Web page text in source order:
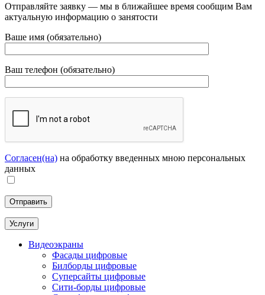
Отправляйте заявку — мы в ближайшее время сообщим Вам
актуальную информацию о занятости
Ваше имя (обязательно)
Ваш телефон (обязательно)
Согласен(на) на обработку введенных мною персональных
данных
Услуги
Видеоэкраны
Фасады цифровые
Билборды цифровые
Суперсайты цифровые
Сити-борды цифровые